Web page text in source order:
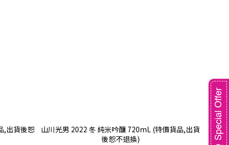
,出貨後恕
山川光男 2022 冬 純米吟釀 720mL (特價貨品,出貨
後恕不退換)
Special Offer